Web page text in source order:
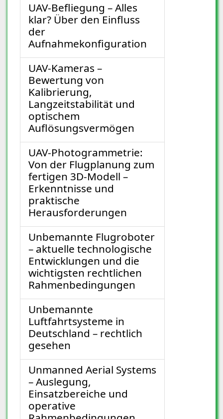
UAV-Befliegung – Alles
klar? Über den Einfluss
der
Aufnahmekonfiguration
UAV-Kameras –
Bewertung von
Kalibrierung,
Langzeitstabilität und
optischem
Auflösungsvermögen
UAV-Photogrammetrie:
Von der Flugplanung zum
fertigen 3D-Modell –
Erkenntnisse und
praktische
Herausforderungen
Unbemannte Flugroboter
– aktuelle technologische
Entwicklungen und die
wichtigsten rechtlichen
Rahmenbedingungen
Unbemannte
Luftfahrtsysteme in
Deutschland – rechtlich
gesehen
Unmanned Aerial Systems
– Auslegung,
Einsatzbereiche und
operative